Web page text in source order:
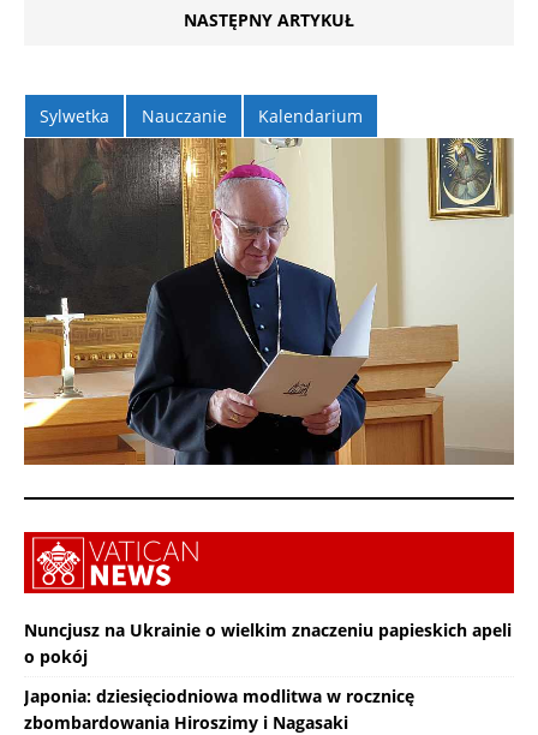
NASTĘPNY ARTYKUŁ
Sylwetka Nauczanie Kalendarium
Nuncjusz na Ukrainie o wielkim znaczeniu papieskich apeli
o pokój
Japonia: dziesięciodniowa modlitwa w rocznicę
zbombardowania Hiroszimy i Nagasaki